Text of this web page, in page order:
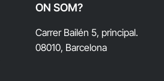
ON SOM?
Carrer Bailén 5, principal.
08010, Barcelona